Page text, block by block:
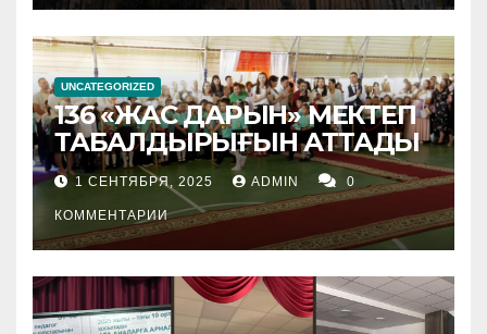
UNCATEGORIZED
136 «ЖАС ДАРЫН» МЕКТЕП
ТАБАЛДЫРЫҒЫН АТТАДЫ
1 СЕНТЯБРЯ, 2025 ADMIN 0
КОММЕНТАРИИ